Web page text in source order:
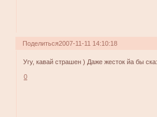
Поделиться2007-11-11 14:10:18
Угу, кавай страшен ) Даже жесток йа бы
0